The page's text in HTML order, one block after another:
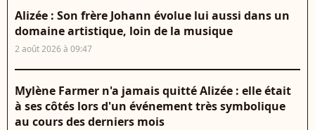
Alizée : Son frère Johann évolue lui aussi dans un
domaine artistique, loin de la musique
2 août 2026 à 09:47
Mylène Farmer n'a jamais quitté Alizée : elle était
à ses côtés lors d'un événement très symbolique
au cours des derniers mois